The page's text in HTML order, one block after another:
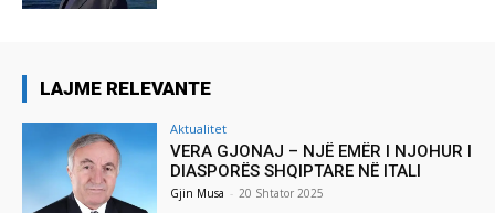
LAJME RELEVANTE
Aktualitet
VERA GJONAJ – NJË EMËR I NJOHUR I
DIASPORËS SHQIPTARE NË ITALI
Gjin Musa - 20 Shtator 2025